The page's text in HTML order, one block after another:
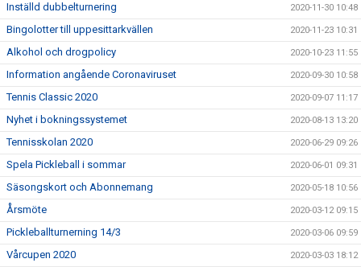
Inställd dubbelturnering 2020-11-30 10:48
Bingolotter till uppesittarkvällen 2020-11-23 10:31
Alkohol och drogpolicy 2020-10-23 11:55
Information angående Coronaviruset 2020-09-30 10:58
Tennis Classic 2020 2020-09-07 11:17
Nyhet i bokningssystemet 2020-08-13 13:20
Tennisskolan 2020 2020-06-29 09:26
Spela Pickleball i sommar 2020-06-01 09:31
Säsongskort och Abonnemang 2020-05-18 10:56
Årsmöte 2020-03-12 09:15
Pickleballturnerning 14/3 2020-03-06 09:59
Vårcupen 2020 2020-03-03 18:12